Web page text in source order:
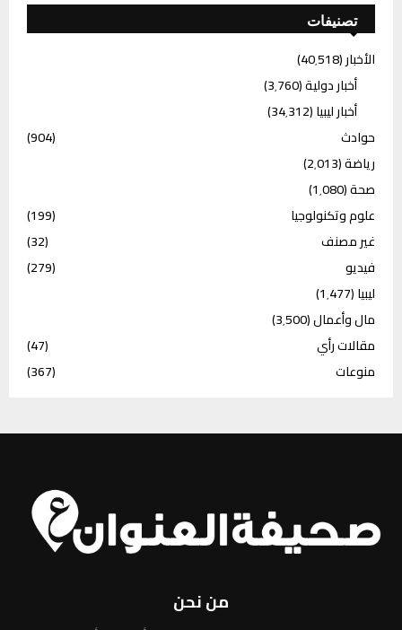
تصنيفات
الأخبار(40٬518)
أخبار دولية(3٬760)
أخبار ليبيا(34٬312)
حوادث
(904)
رياضة(2٬013)
صحة(1٬080)
علوم وتكنولوجيا
(199)
غير مصنف
(32)
فيديو
(279)
ليبيا(1٬477)
مال وأعمال(3٬500)
مقالات رأي
(47)
منوعات
(367)
من نحن